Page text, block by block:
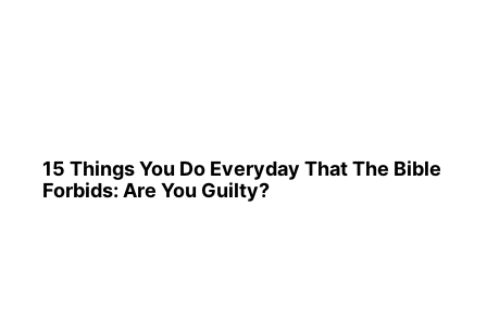
15 Things You Do Everyday That The Bible
Forbids: Are You Guilty?